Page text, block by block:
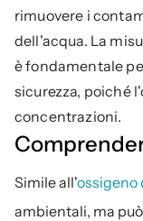
rimuovere i
dell'acqua. La
è fondamentale
sicurezza, poiché
concentrazioni.
Simile all'ossigeno
ambientali, ma